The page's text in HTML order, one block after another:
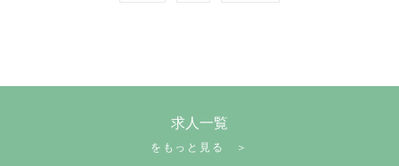
求人一覧
をもっと見る ＞